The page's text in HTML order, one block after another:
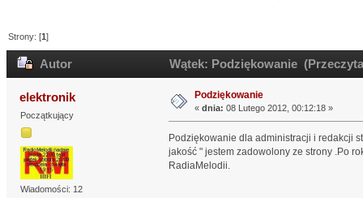
Strony: [1]
Autor Wątek: Podziękowanie
elektronik
Początkujący
Wiadomości: 12
Podziękowanie
« dnia: 08 Lutego 2012, 00:12:18 »
Podziękowanie dla administracji i redakcji
jakość " jestem zadowolony ze strony .Po
RadiaMelodii.